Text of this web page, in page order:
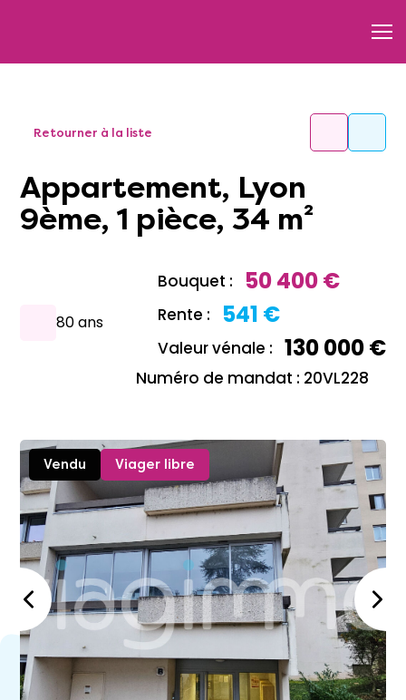
Retourner à la liste
Appartement, Lyon
9ème, 1 pièce, 34 m²
80 ans
Bouquet : 50 400 €
Rente : 541 €
Valeur vénale : 130 000 €
Numéro de mandat : 20VL228
Vendu Viager libre